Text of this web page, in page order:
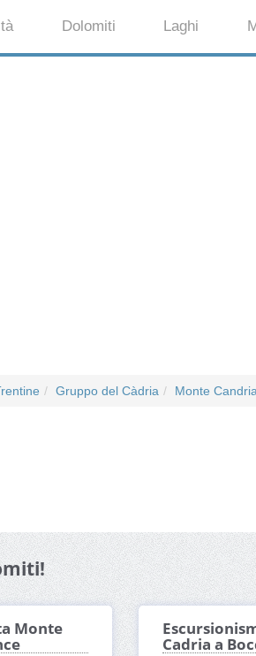
Dolomiti Laghi
Gruppo del Càdria Monte
Monte
Cadria a